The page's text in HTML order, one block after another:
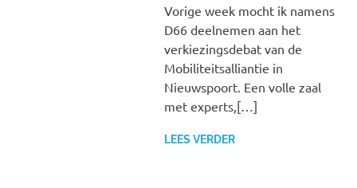
Vorige week mocht ik namens
D66 deelnemen aan het
verkiezingsdebat van de
Mobiliteitsalliantie in
Nieuwspoort. Een volle zaal
met experts,[…]
LEES VERDER